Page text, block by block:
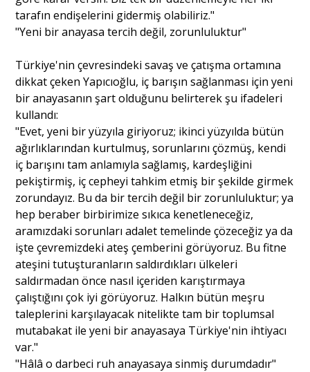
tarafın endişelerini gidermiş olabiliriz."
"Yeni bir anayasa tercih değil, zorunluluktur"
Türkiye'nin çevresindeki savaş ve çatışma ortamına
dikkat çeken Yapıcıoğlu, iç barışın sağlanması için yeni
bir anayasanın şart olduğunu belirterek şu ifadeleri
kullandı:
"Evet, yeni bir yüzyıla giriyoruz; ikinci yüzyılda bütün
ağırlıklarından kurtulmuş, sorunlarını çözmüş, kendi
iç barışını tam anlamıyla sağlamış, kardeşliğini
pekiştirmiş, iç cepheyi tahkim etmiş bir şekilde girmek
zorundayız. Bu da bir tercih değil bir zorunluluktur; ya
hep beraber birbirimize sıkıca kenetleneceğiz,
aramızdaki sorunları adalet temelinde çözeceğiz ya da
işte çevremizdeki ateş çemberini görüyoruz. Bu fitne
ateşini tutuşturanların saldırdıkları ülkeleri
saldırmadan önce nasıl içeriden karıştırmaya
çalıştığını çok iyi görüyoruz. Halkın bütün meşru
taleplerini karşılayacak nitelikte tam bir toplumsal
mutabakat ile yeni bir anayasaya Türkiye'nin ihtiyacı
var."
"Hâlâ o darbeci ruh anayasaya sinmiş durumdadır"